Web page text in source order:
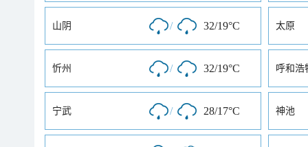
山阴 / 32/19°C 太原
忻州 / 32/19°C 呼和浩
宁武 / 28/17°C 神池